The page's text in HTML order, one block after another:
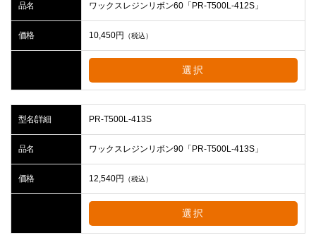
品名 ワックスレジンリボン60「PR-T500L-412S」
価格 10,450円 （税込）
選択
型名/詳細 PR-T500L-413S
品名 ワックスレジンリボン90「PR-T500L-413S」
価格 12,540円 （税込）
選択